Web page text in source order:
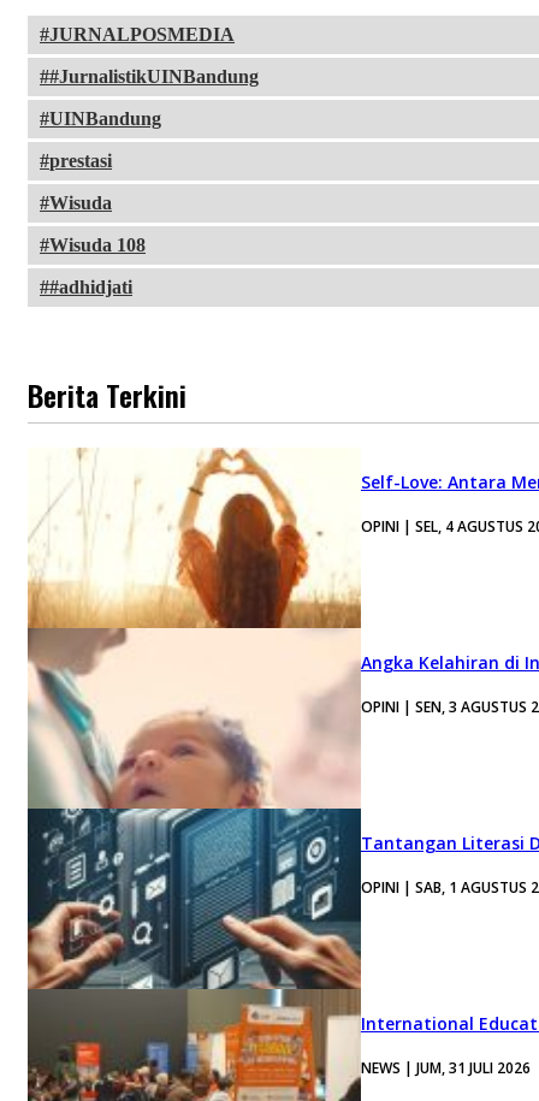
JURNALPOSMEDIA
#JurnalistikUINBandung
UINBandung
prestasi
Wisuda
Wisuda 108
#adhidjati
Berita Terkini
Self-Love: Antara
OPINI | SEL, 4 AGUSTUS
Angka Kelahiran di
OPINI | SEN, 3 AGUSTUS
Tantangan Literasi
OPINI | SAB, 1 AGUSTUS
International
NEWS | JUM, 31 JULI 2026